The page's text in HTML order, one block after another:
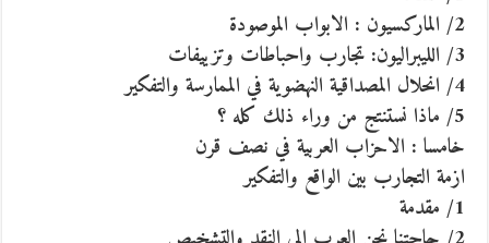
2/ الماركسيون : الابواب الموصودة
3/ الليبراليون: تجارب واحباطات وتزييفات
4/ انحلال المصداقية النهضوية في الممارسة والتفكير
5/ ماذا نستنتج من وراء ذلك كله ؟
خامسا : الاحزاب العربية في نصف قرن
ازمة التجارب بين الواقع والتفكير
1/ مقدمة